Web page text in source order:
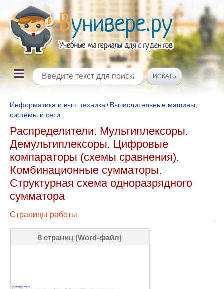
Информатика и выч. техника \ Вычислительные машины,
системы и сети
Распределители. Мультиплексоры.
Демультиплексоры. Цифровые
компараторы (схемы сравнения).
Комбинационные сумматоры.
Структурная схема одноразрядного
сумматора
Страницы работы
8 страниц (Word-файл)